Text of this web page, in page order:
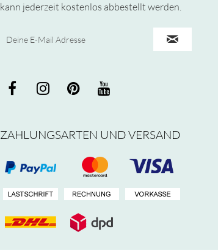
kann jederzeit kostenlos abbestellt werden.
ZAHLUNGSARTEN UND VERSAND